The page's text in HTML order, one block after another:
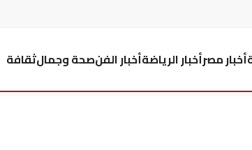
أخبار مصرأخبار الرياضةأخبار الفنصحة وجمالثقافة